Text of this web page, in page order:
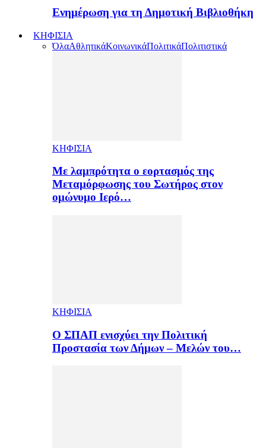
Ενημέρωση για τη Δημοτική Βιβλιοθήκη
ΚΗΦΙΣΙΑ
ΌλαΑθλητικάΚοινωνικάΠολιτικάΠολιτιστικά
ΚΗΦΙΣΙΑ
Με λαμπρότητα ο εορτασμός της
Μεταμόρφωσης του Σωτήρος στον
ομώνυμο Ιερό…
ΚΗΦΙΣΙΑ
Ο ΣΠΑΠ ενισχύει την Πολιτική
Προστασία των Δήμων – Μελών του…